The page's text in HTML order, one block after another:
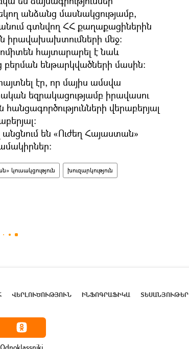
անձանց մասնակցությամբ,
գտնվող ՀՀ քաղաքացիներին
իրավախախտումների մեջ։
հայտարարել է նաև
բերման ենթարկվածների մասին։
էր, որ մայիս ամսվա
եզրակացությամբ իրավասու
վերաբերյալ
անցնում են «Ուժեղ Հայաստան»
կուսակցություն խուզարկություն
ՎԵՐԼՈՒԾՈՒԹՅՈՒՆ ԻՆՖՈԳՐԱՖԻԿԱ ՏԵՍԱՆՅՈՒԹԵՐ
Odnoklassniki